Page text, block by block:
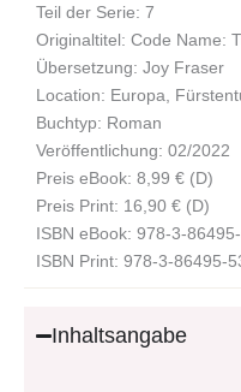
Teil der Serie: 7
Originaltitel: Code Name:
Übersetzung: Joy Fraser
Location: Europa,
Buchtyp: Roman
Veröffentlichung: 02/2022
Preis eBook: 8,99 € (D)
Preis Print: 16,90 € (D)
ISBN eBook: 978-3-
ISBN Print: 978-3-86495-
Inhaltsangabe